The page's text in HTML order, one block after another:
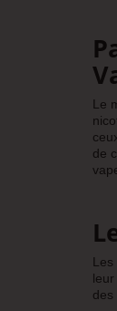
Le
de
Les
des